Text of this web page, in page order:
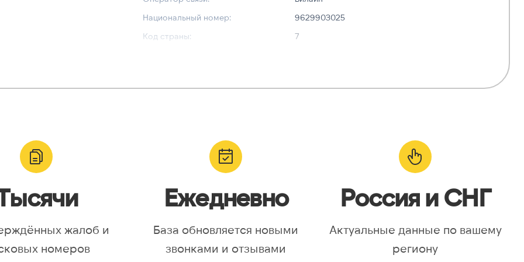
Национальный номер:
9629903025
Код страны:
7
Asia/Yekaterinburg,
Moscow, Europe/Samara
Валидный номер:
✓ Да
жалоб и
номеров
Ежедневно
База обновляется новыми
звонками и отзывами
Россия и СНГ
Актуальные данные по вашему
региону